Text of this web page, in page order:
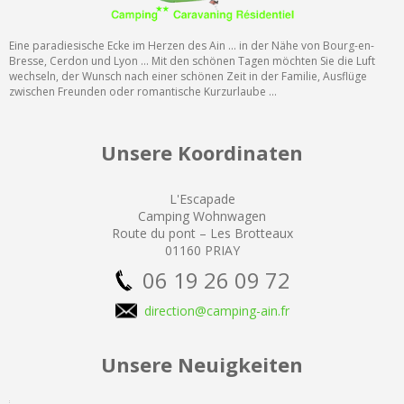
Eine paradiesische Ecke im Herzen des Ain ... in der Nähe von Bourg-en-
Bresse, Cerdon und Lyon ... Mit den schönen Tagen möchten Sie die Luft
wechseln, der Wunsch nach einer schönen Zeit in der Familie, Ausflüge
zwischen Freunden oder romantische Kurzurlaube ...
Unsere Koordinaten
L'Escapade
Camping Wohnwagen
Route du pont – Les Brotteaux
01160 PRIAY
06 19 26 09 72
direction@camping-ain.fr
Unsere Neuigkeiten